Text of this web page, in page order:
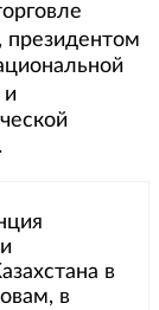
, президентом
и
в
в